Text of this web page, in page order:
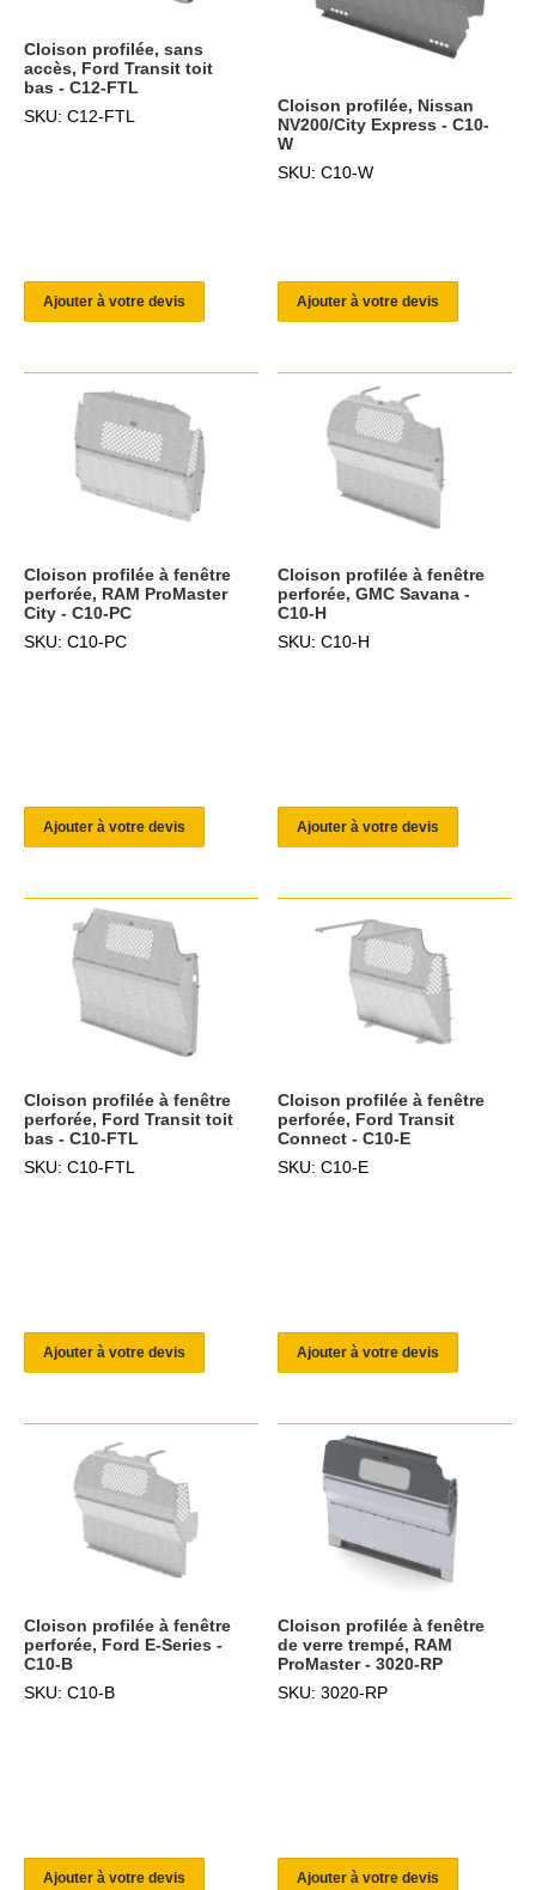
Cloison profilée, sans
accès, Ford Transit toit
bas - C12-FTL
SKU: C12-FTL
Ajouter à votre devis
Cloison profilée, Nissan
NV200/City Express - C10-
W
SKU: C10-W
Ajouter à votre devis
Cloison profilée à fenêtre
perforée, RAM ProMaster
City - C10-PC
SKU: C10-PC
Ajouter à votre devis
Cloison profilée à fenêtre
perforée, GMC Savana -
C10-H
SKU: C10-H
Ajouter à votre devis
Cloison profilée à fenêtre
perforée, Ford Transit toit
bas - C10-FTL
SKU: C10-FTL
Ajouter à votre devis
Cloison profilée à fenêtre
perforée, Ford Transit
Connect - C10-E
SKU: C10-E
Ajouter à votre devis
Cloison profilée à fenêtre
perforée, Ford E-Series -
C10-B
SKU: C10-B
Ajouter à votre devis
Cloison profilée à fenêtre
de verre trempé, RAM
ProMaster - 3020-RP
SKU: 3020-RP
Ajouter à votre devis